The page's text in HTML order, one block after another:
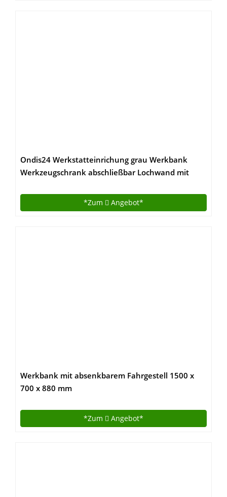
Ondis24 Werkstatteinrichung grau Werkbank
Werkzeugschrank abschließbar Lochwand mit
*Zum Angebot*
Werkbank mit absenkbarem Fahrgestell 1500 x
700 x 880 mm
*Zum Angebot*